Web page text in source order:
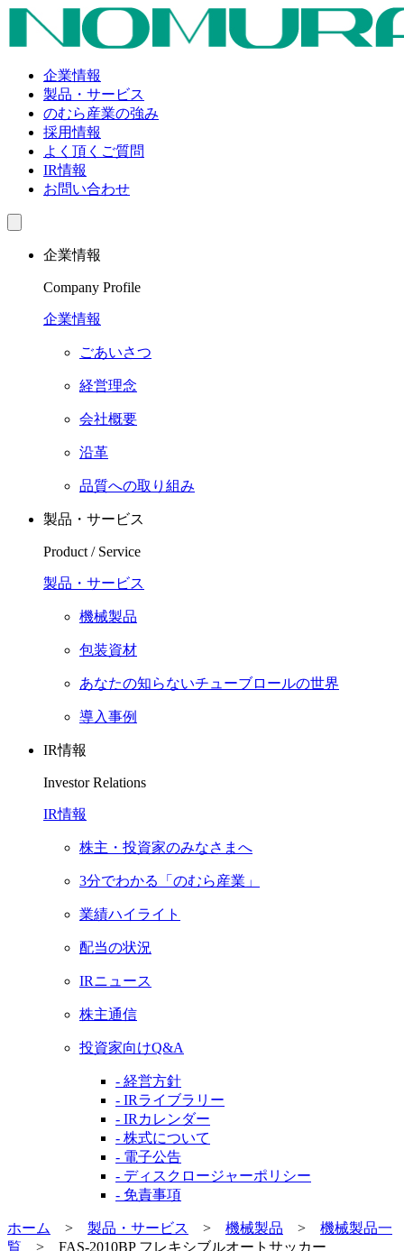
企業情報
製品・サービス
のむら産業の強み
採用情報
よく頂くご質問
IR情報
お問い合わせ
企業情報
Company Profile
企業情報
ごあいさつ
経営理念
会社概要
沿革
品質への取り組み
製品・サービス
Product / Service
製品・サービス
機械製品
包装資材
あなたの知らないチューブロールの世界
導入事例
IR情報
Investor Relations
IR情報
株主・投資家のみなさまへ
3分でわかる「のむら産業」
業績ハイライト
配当の状況
IRニュース
株主通信
投資家向けQ&A
- 経営方針
- IRライブラリー
- IRカレンダー
- 株式について
- 電子公告
- ディスクロージャーポリシー
- 免責事項
ホーム > 製品・サービス > 機械製品 > 機械製品一
覧 > FAS-2010BP フレキシブルオートサッカー